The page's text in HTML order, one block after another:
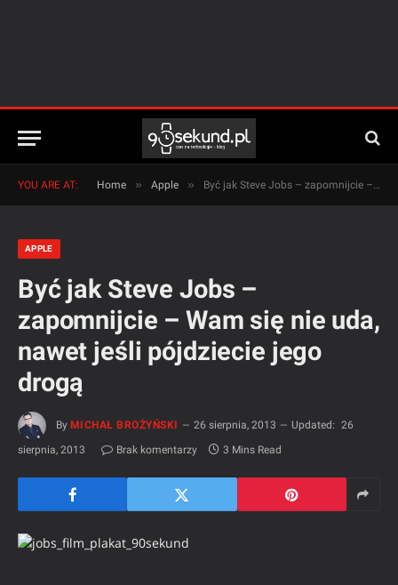
YOU ARE AT: Home » Apple » Być jak Steve Jobs – zapomnijcie – Wam się nie uda, nawet jeśli pójdziecie jego drogą
APPLE
Być jak Steve Jobs –
zapomnijcie – Wam się nie uda,
nawet jeśli pójdziecie jego
drogą
By MICHAŁ BROŻYŃSKI 26 sierpnia, 2013 Updated: 26
sierpnia, 2013
Brak komentarzy 3 Mins Read